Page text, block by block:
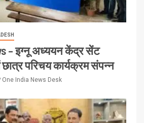
– इग्नू अध्ययन केंद्र सेंट
परिचय कार्यक्रम संपन्न
One India News Desk